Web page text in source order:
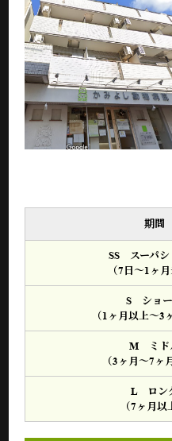
期間
SS スーパシ
（7日～1ヶ月
S ショ
（1ヶ月以上～3
M ミド
（3ヶ月～7ヶ
L ロン
（7ヶ月以